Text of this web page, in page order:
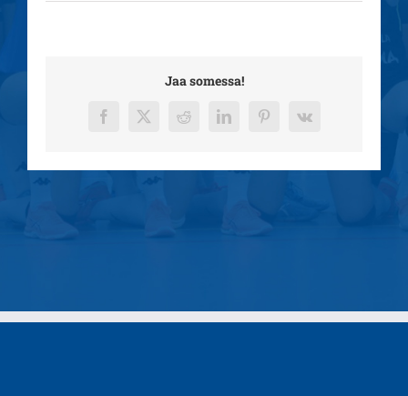
Jaa somessa!
Facebook
X RedditLinkedInPinterest
Vk